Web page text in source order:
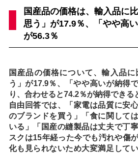
国産品の価格は、輸入品に
思う」が17.9％、「やや高い
が56.3％
国産品の価格について、輸入品
う」が17.9％、「やや高いが納得
り、合わせると74.2％が納得できる
自由回答では、「家電は品質に安
のブランドを買う」「食に関して
いる」「国産の縫製品は丈夫で丁
スクは15年経った今でも汚れや傷
化も見られないため大変満足して